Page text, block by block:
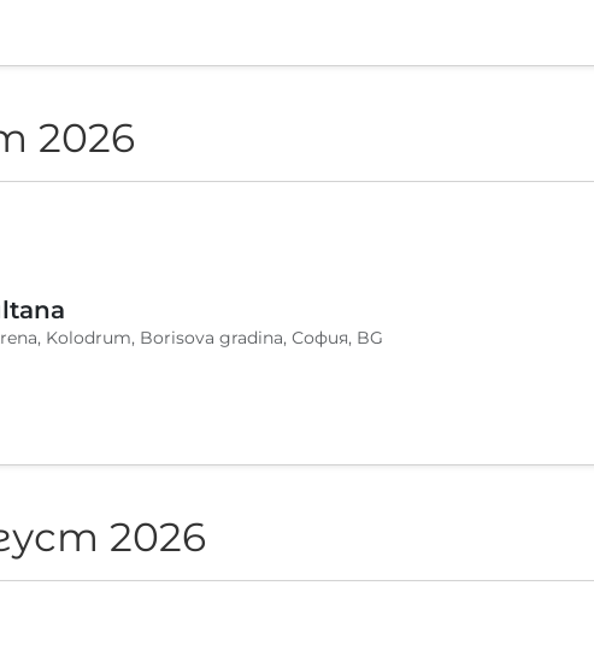
2026
Kolodrum, Borisova gradina, София, BG
2026